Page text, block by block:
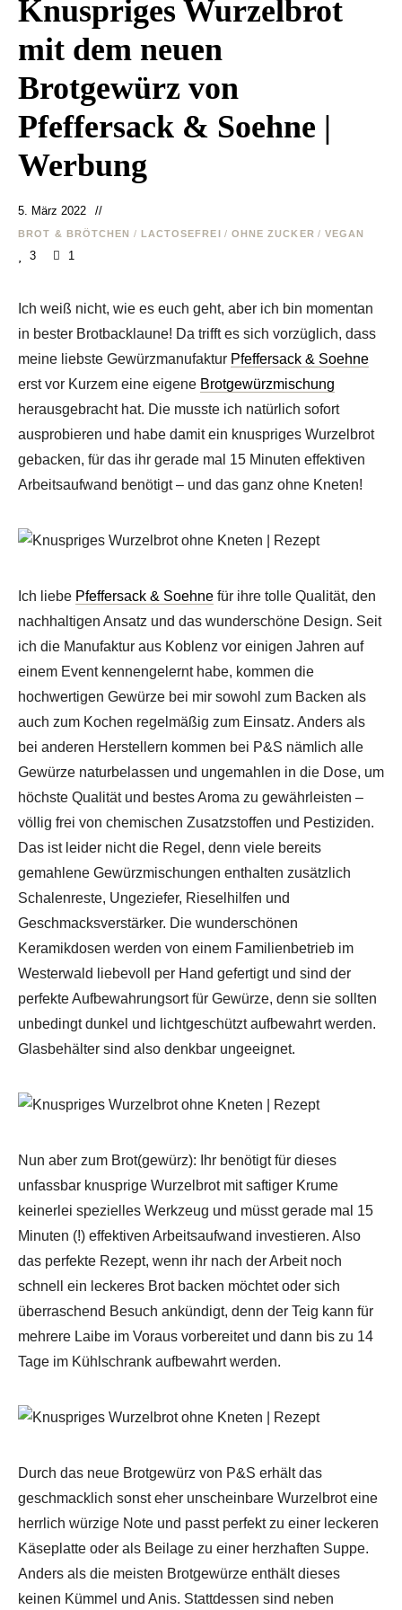
Knuspriges Wurzelbrot
mit dem neuen
Brotgewürz von
Pfeffersack & Soehne |
Werbung
5. März 2022
BROT & BRÖTCHEN / LACTOSEFREI / OHNE ZUCKER / VEGAN
3 1
Ich weiß nicht, wie es euch geht, aber ich bin momentan
in bester Brotbacklaune! Da trifft es sich vorzüglich, dass
meine liebste Gewürzmanufaktur Pfeffersack & Soehne
erst vor Kurzem eine eigene Brotgewürzmischung
herausgebracht hat. Die musste ich natürlich sofort
ausprobieren und habe damit ein knuspriges Wurzelbrot
gebacken, für das ihr gerade mal 15 Minuten effektiven
Arbeitsaufwand benötigt – und das ganz ohne Kneten!
Ich liebe Pfeffersack & Soehne für ihre tolle Qualität, den
nachhaltigen Ansatz und das wunderschöne Design. Seit
ich die Manufaktur aus Koblenz vor einigen Jahren auf
einem Event kennengelernt habe, kommen die
hochwertigen Gewürze bei mir sowohl zum Backen als
auch zum Kochen regelmäßig zum Einsatz. Anders als
bei anderen Herstellern kommen bei P&S nämlich alle
Gewürze naturbelassen und ungemahlen in die Dose, um
höchste Qualität und bestes Aroma zu gewährleisten –
völlig frei von chemischen Zusatzstoffen und Pestiziden.
Das ist leider nicht die Regel, denn viele bereits
gemahlene Gewürzmischungen enthalten zusätzlich
Schalenreste, Ungeziefer, Rieselhilfen und
Geschmacksverstärker. Die wunderschönen
Keramikdosen werden von einem Familienbetrieb im
Westerwald liebevoll per Hand gefertigt und sind der
perfekte Aufbewahrungsort für Gewürze, denn sie sollten
unbedingt dunkel und lichtgeschützt aufbewahrt werden.
Glasbehälter sind also denkbar ungeeignet.
Nun aber zum Brot(gewürz): Ihr benötigt für dieses
unfassbar knusprige Wurzelbrot mit saftiger Krume
keinerlei spezielles Werkzeug und müsst gerade mal 15
Minuten (!) effektiven Arbeitsaufwand investieren. Also
das perfekte Rezept, wenn ihr nach der Arbeit noch
schnell ein leckeres Brot backen möchtet oder sich
überraschend Besuch ankündigt, denn der Teig kann für
mehrere Laibe im Voraus vorbereitet und dann bis zu 14
Tage im Kühlschrank aufbewahrt werden.
Durch das neue Brotgewürz von P&S erhält das
geschmacklich sonst eher unscheinbare Wurzelbrot eine
herrlich würzige Note und passt perfekt zu einer leckeren
Käseplatte oder als Beilage zu einer herzhaften Suppe.
Anders als die meisten Brotgewürze enthält dieses
keinen Kümmel und Anis. Stattdessen sind neben